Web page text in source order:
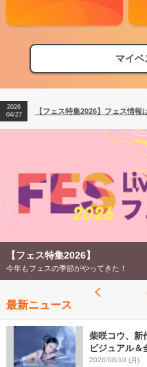
マイベ
【フェス特集2026】フェス情報
【ライブ動員ランキング】2026
2026
04/27
【フェス特集2026】フェス情報
2026
【ライブ動員ランキング】2026
【フェス特集2026】
今年もフェスの季節がやってきた！
最新ニュース
柴咲コウ、
ビジュアル＆
一部解禁【コ
2026/08/10 (月)